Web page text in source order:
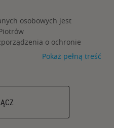
osobowych jest
o ochronie
str. 1) informujemy, iż:
osobowych jest
61 72, adres email:
będą na
f) ww. Rozporządzenia, w
Pokaż pełną treść